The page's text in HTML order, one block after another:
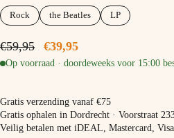
Rock the Beatles LP
€59,95 €39,95
Op voorraad · doordeweeks voor 15:00
− +
Gratis verzending vanaf €75
Gratis ophalen in Dordrecht · Voorstraat
Veilig betalen met iDEAL, Mastercard, Visa